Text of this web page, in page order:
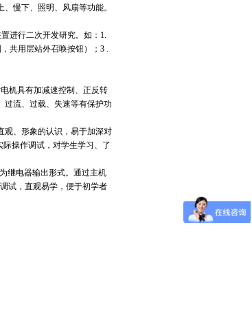
慢下、照明、风扇等功能。
进行二次开发研究。如：1.
共用层站外召唤按钮）；3 .
机具有加减速控制、正反转
过流、过载、失速等有保护功
、形象的认识，易于加深对
操作调试，对学生学习、了
继电器输出形式。通过主机
试，直观易学，便于初学者